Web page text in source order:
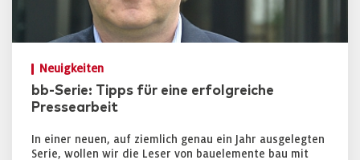
Neuigkeiten
bb-Serie: Tipps für eine erfolgreiche
Pressearbeit
In einer neuen, auf ziemlich genau ein Jahr ausgelegten
Serie, wollen wir die Leser von bauelemente bau mit